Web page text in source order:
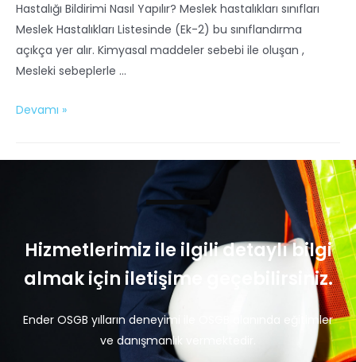
Hastalığı Bildirimi Nasıl Yapılır? Meslek hastalıkları sınıfları
Meslek Hastalıkları Listesinde (Ek-2) bu sınıflandırma
açıkça yer alır. Kimyasal maddeler sebebi ile oluşan ,
Mesleki sebeplerle …
Devamı »
Hizmetlerimiz ile ilgili detaylı bilgi
almak için iletişime geçebilirsiniz.
Ender OSGB yılların deneyimi ile OSGB alanında eğitimler
ve danışmanlık vermektedir.